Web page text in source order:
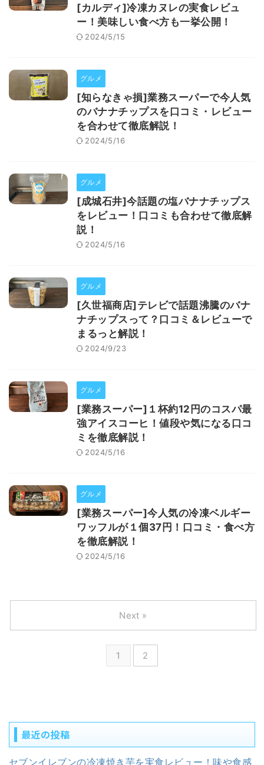
[カルディ]冷凍カヌレの実食レビュ
ー！美味しい食べ方も一挙公開！
2024/5/15
グルメ
[知らなきゃ損]業務スーパーで今人気
のバナナチップスを口コミ・レビュー
を合わせて徹底解説！
2024/5/16
グルメ
[成城石井]今話題の塩バナナチップス
をレビュー！口コミも合わせて徹底解
説！
2024/5/16
グルメ
[久世福商店]テレビで話題沸騰のバナ
ナチップスって？口コミ＆レビューで
まるっと解説！
2024/9/23
グルメ
[業務スーパー]１杯約12円のコスパ最
強アイスコーヒ！値段や気になる口コ
ミを徹底解説！
2024/5/16
グルメ
[業務スーパー]今人気の冷凍ベルギー
ワッフルが１個37円！口コミ・食べ方
を徹底解説！
2024/5/16
1 2
Next »
最近の投稿
セブンイレブンの冷凍焼き芋を実食レビュー！味や食感